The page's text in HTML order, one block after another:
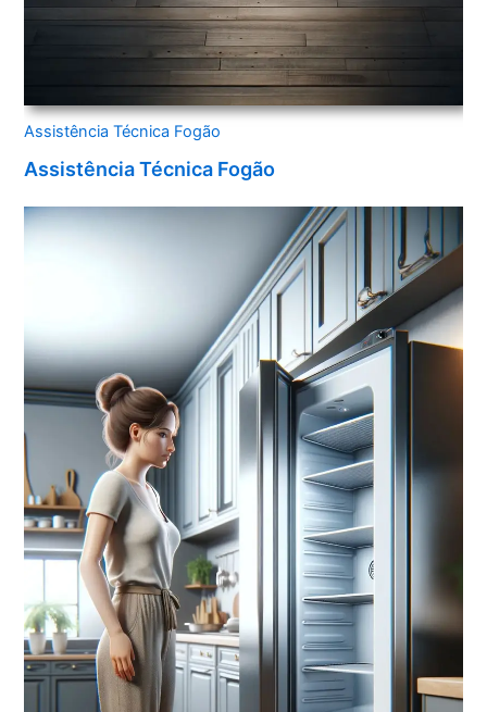
Assistência Técnica Fogão
Assistência Técnica Fogão